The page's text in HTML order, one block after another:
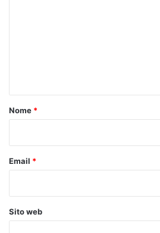
o
Nome *
Email *
Sito web